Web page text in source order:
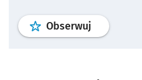
Obserwuj profil